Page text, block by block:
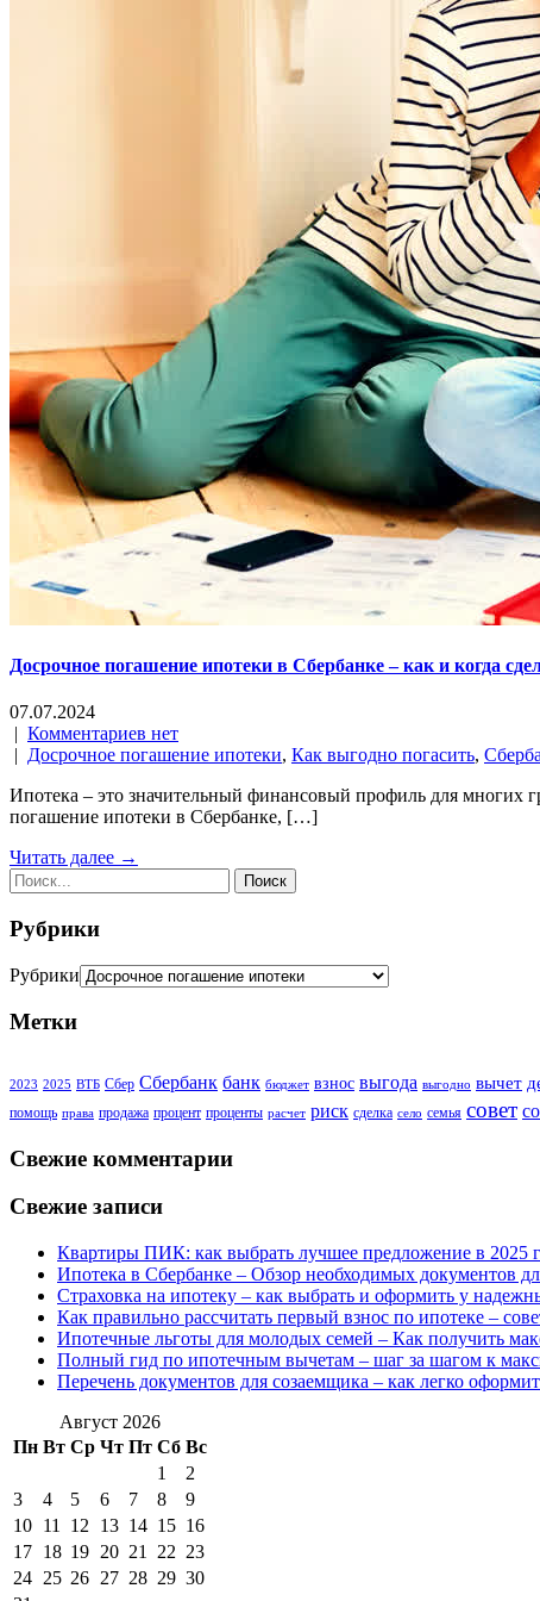
Досрочное погашение ипотеки в Сбербанке – как и когда
07.07.2024
| Комментариев нет
| Досрочное погашение ипотеки, Как выгодно погасить,
Ипотека – это значительный финансовый профиль для многих
погашение ипотеки в Сбербанке, […]
Читать далее →
Рубрики
Рубрики
Метки
2023 2025 ВТБ Сбер Сбербанк банк бюджет взнос выгода выгодно вычет
помощь права продажа процент проценты расчет риск сделка село семья совет
Свежие комментарии
Свежие записи
Квартиры ПИК: как выбрать лучшее предложение в 2025
Ипотека в Сбербанке – Обзор необходимых документов
Страховка на ипотеку – как выбрать и оформить у
Как правильно рассчитать первый взнос по ипотеке –
Ипотечные льготы для молодых семей – Как получить
Полный гид по ипотечным вычетам – шаг за шагом к
Перечень документов для созаемщика – как легко
Август 2026
Пн Вт Ср Чт Пт Сб Вс
1
2
3
4 5 6 7 8
9
10 11 12 13 14 15 16
17 18 19 20 21 22 23
24 25 26 27 28 29 30